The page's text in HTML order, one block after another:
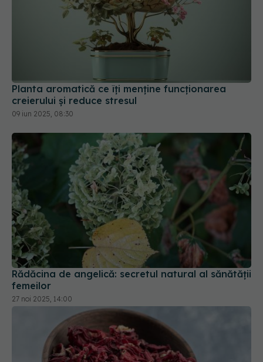
Planta aromatică ce îți menține funcționarea
creierului și reduce stresul
09 iun 2025, 08:30
Rădăcina de angelică: secretul natural al sănătății
femeilor
27 noi 2025, 14:00